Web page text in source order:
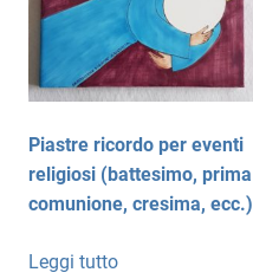
Piastre ricordo per eventi
religiosi (battesimo, prima
comunione, cresima, ecc.)
Leggi tutto